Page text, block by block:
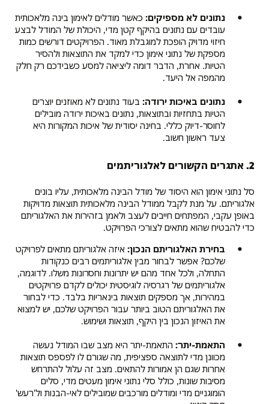
משאבי
ויכולות
חומרה;
תוכנה
תואמת
בחירת
המודל,
התאמת-יתר
סלי
נתונים
לא
מספיקים,
לא
או
באיכות
נמוכה
מאגר
טאלנטים:
עבודה
ומחסור
בעובדי
מיומנים
ניהול
נתונים לא מספיקים: כאשר מודלים לאימון בינה מלאכותית
עובדים עם נתונים בהיקף קטן מדי, היכולת של המודל לבצע
חיזוי מדויק הופכת למוגבלת מאוד. הפרויקטים דורשים כמות
מספקת של נתוני אימון כדי למקד את התוצאות ולהסיר
הטיות. אחרת, הדבר דומה ליציאה למסע כשבידכם רק חלק
מהמפה אל היעד.
נתונים באיכות ירודה: בעוד נתונים לא מאוזנים יוצרים
הטיות בתחזיות ובתוצאות, נתונים באיכות ירודה מובילים
לחוסר-דיוק כללי. בחינה יסודית של איכות המקורות היא
צעד ראשון חשוב.
2. אתגרים הקשורים לאלגוריתמים
סל נתוני אימון הוא היסוד של מודל הבינה מלאכותית, עליו בונים
אלגוריתם. על מנת לקבל ממודל הבינה מלאכותית תוצאות מדויקות
באופן עקבי, המפתחים חייבים לעצב ולאמן בזהירות את האלגוריתם
כדי להבטיח שהוא מתאים לצורכי הפרויקט.
בחירת האלגוריתם הנכון: איזה אלגוריתם מתאים לפרויקט
שלכם? אפשר לבחור מבין אלגוריתמים רבים כנקודות
התחלה, ולכל אחד מהם יש יתרונות וחסרונות משלו. לדוגמה,
אלגוריתמים של רגרסיה לוגיסטית יכולים לקדם פרויקטים
במהירות, אך מספקים תוצאות בינאריות בלבד. כדי לבחור
את האלגוריתם הטוב ביותר עבור הפרויקט שלכם, יש למצוא
את האיזון הנכון בין היקף, תוצאות ושימוש.
התאמת-יתר: התאמת-יתר היא מצב שבו המודל נעשה
מכוונן מדי לתוצאה ספציפית, מה שגורם לו לפספס תוצאות
אחרות שגם הן אמורות להתאים. מצב זה עלול להתרחש
מסיבות שונות, כולל סלי נתוני אימון מעטים מדי, סלים
הומוגניים מדי ומודלים מורכבים שמובילים לאי-הבנות ול'רעש'